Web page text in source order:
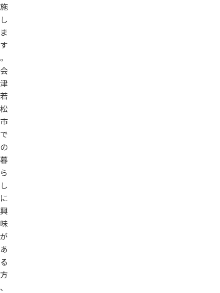
施
し
ま
す
。
会
津
若
松
市
で
の
暮
ら
し
に
興
味
が
あ
る
方
、